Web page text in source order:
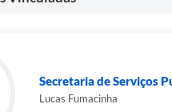
Secretaria de Serviços
Lucas Fumacinha